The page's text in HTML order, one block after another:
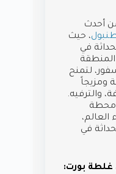
أحدث
، حيث
في
لتمنح
ومزيجاً
والترفيه.
محطة
في
غلطة بورت: